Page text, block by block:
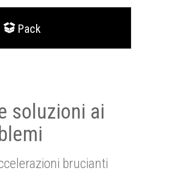
Pack
soluzioni ai
brucianti